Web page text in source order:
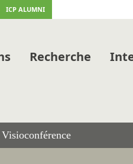
ICP ALUMNI
Recherche